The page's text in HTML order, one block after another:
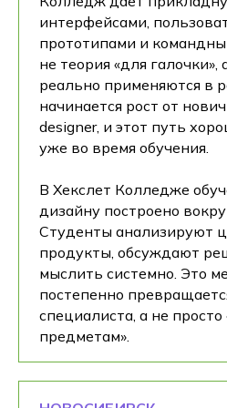
интерфейсами,
прототипами и
не теория «для
реально применяются в
начинается рост от
designer, и этот путь
уже во время обучения.
В Хекслет Колледже
дизайну построено
Студенты анализируют
продукты, обсуждают
мыслить системно. Это
постепенно
специалиста, а не просто
предметам».